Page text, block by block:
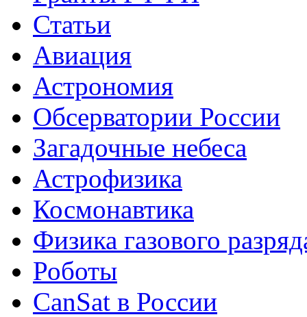
Статьи
Авиация
Астрономия
Обсерватории России
Загадочные небеса
Астрофизика
Космонавтика
Физика газового
Роботы
CanSat в России